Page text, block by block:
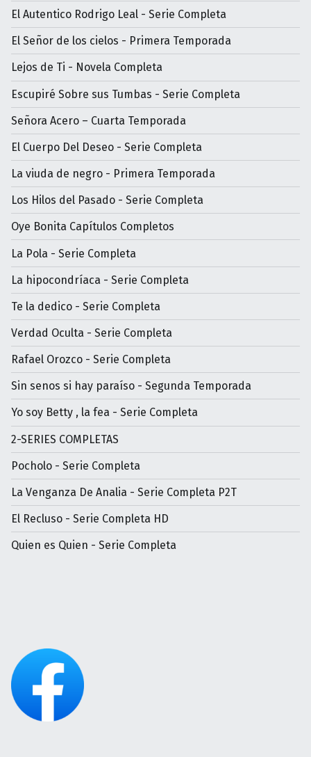
El Autentico Rodrigo Leal - Serie Completa
El Señor de los cielos - Primera Temporada
Lejos de Ti - Novela Completa
Escupiré Sobre sus Tumbas - Serie Completa
Señora Acero – Cuarta Temporada
El Cuerpo Del Deseo - Serie Completa
La viuda de negro - Primera Temporada
Los Hilos del Pasado - Serie Completa
Oye Bonita Capítulos Completos
La Pola - Serie Completa
La hipocondríaca - Serie Completa
Te la dedico - Serie Completa
Verdad Oculta - Serie Completa
Rafael Orozco - Serie Completa
Sin senos si hay paraíso - Segunda Temporada
Yo soy Betty , la fea - Serie Completa
2-SERIES COMPLETAS
Pocholo - Serie Completa
La Venganza De Analia - Serie Completa P2T
El Recluso - Serie Completa HD
Quien es Quien - Serie Completa